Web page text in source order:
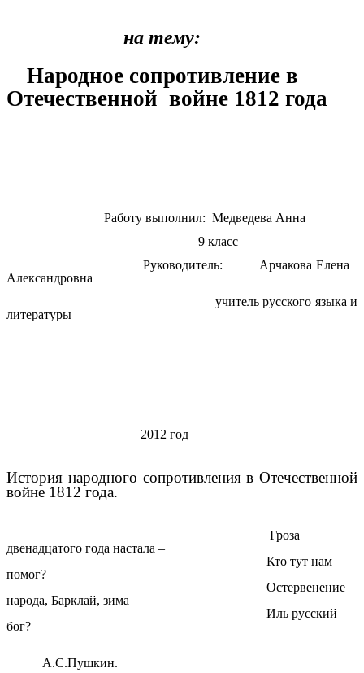
на тему:
Народное сопротивление в
Отечественной войне 1812 года
Работу выполнил: Медведева Анна
9 класс
Руководитель: Арчакова Елена
Александровна
учитель русского языка и
литературы
2012 год
История народного сопротивления в Отечественной
войне 1812 года.
Гроза
двенадцатого года настала –
Кто тут нам
помог?
Остервенение
народа, Барклай, зима
Иль русский
бог?
А.С.Пушкин.